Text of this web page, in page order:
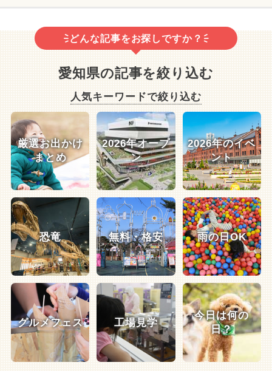
どんな記事をお探しですか？
愛知県の記事を絞り込む
人気キーワードで絞り込む
厳選お出かけ
まとめ
2026年オープ
ン
2026年のイベ
ント
恐竜 無料・格安 雨の日OK
グルメフェス 工場見学
今日は何の
日？